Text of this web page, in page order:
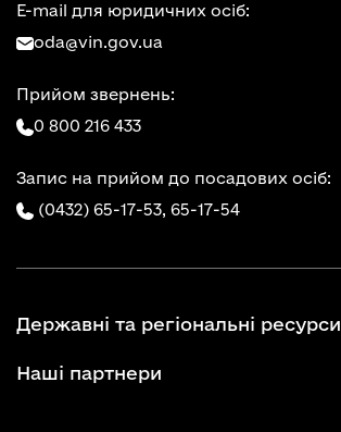
E-mail для юридичних осіб:
oda@vin.gov.ua
Прийом звернень:
0 800 216 433
Запис на прийом до посадових осіб:
(0432) 65-17-53, 65-17-54
Державні та регіональні ресурси
Наші партнери